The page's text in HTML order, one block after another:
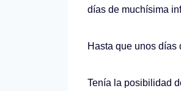
días de muchísima
Hasta que unos
Tenía la posibilidad